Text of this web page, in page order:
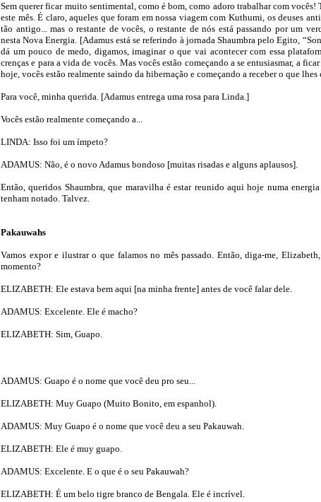
Sem querer ficar muito sentimental, como é bom, como adoro trabalhar com vocês!
este mês. É claro, aqueles que foram em nossa viagem com Kuthumi, os deuses
tão antigo... mas o restante de vocês, o restante de nós está passando por um
nesta Nova Energia. [Adamus está se referindo à jornada Shaumbra pelo Egito,
dá um pouco de medo, digamos, imaginar o que vai acontecer com essa
crenças e para a vida de vocês. Mas vocês estão começando a se entusiasmar, a
hoje, vocês estão realmente saindo da hibernação e começando a receber o que lhes
Para você, minha querida. [Adamus entrega uma rosa para Linda.]
Vocês estão realmente começando a...
LINDA: Isso foi um ímpeto?
ADAMUS: Não, é o novo Adamus bondoso [muitas risadas e alguns aplausos].
Então, queridos Shaumbra, que maravilha é estar reunido aqui hoje numa
tenham notado. Talvez.
Pakauwahs
Vamos expor e ilustrar o que falamos no mês passado. Então, diga-me,
momento?
ELIZABETH: Ele estava bem aqui [na minha frente] antes de você falar dele.
ADAMUS: Excelente. Ele é macho?
ELIZABETH: Sim, Guapo.
ADAMUS: Guapo é o nome que você deu pro seu...
ELIZABETH: Muy Guapo (Muito Bonito, em espanhol).
ADAMUS: Muy Guapo é o nome que você deu a seu Pakauwah.
ELIZABETH: Ele é muy guapo.
ADAMUS: Excelente. E o que é o seu Pakauwah?
ELIZABETH: É um belo tigre branco de Bengala. Ele é incrível.